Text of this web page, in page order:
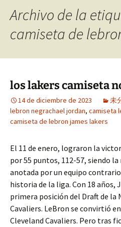
Archivo de la
camiseta de
los lakers camiseta
14 de diciembre de 2023 未
lebron negrachael jordan, camiseta
camiseta de lebron james lakers
El 11 de enero, lograron la
por 55 puntos, 112-57, siendo
anotada por un equipo
historia de la liga. Con 18 años,
primera posición del Draft de la
Cavaliers. LeBron se convirtió
Cleveland Cavaliers. Pero tras